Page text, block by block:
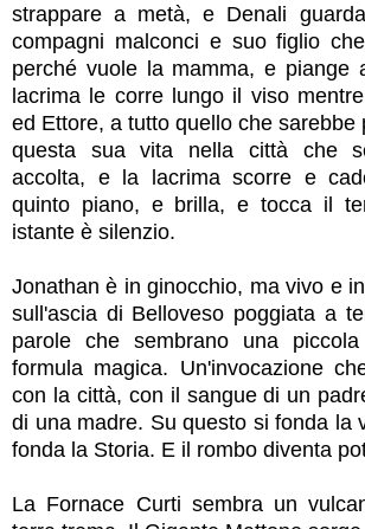
strappare a metà, e Denali
compagni malconci e suo figlio
perché vuole la mamma, e piange
lacrima le corre lungo il viso
ed Ettore, a tutto quello che sarebbe
questa sua vita nella città che
accolta, e la lacrima scorre e
quinto piano, e brilla, e tocca il
istante è silenzio.
Jonathan è in ginocchio, ma vivo e
sull'ascia di Belloveso poggiata a
parole che sembrano una
formula magica. Un'invocazione
con la città, con il sangue di un
di una madre. Su questo si fonda la
fonda la Storia. E il rombo diventa
La Fornace Curti sembra un